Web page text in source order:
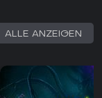
ALLE ANZEIGEN